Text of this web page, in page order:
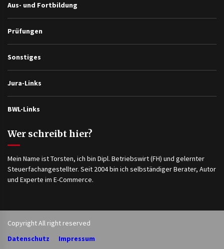
Aus- und Fortbildung
Prüfungen
Sonstiges
Jura-Links
BWL-Links
Wer schreibt hier?
Mein Name ist Torsten, ich bin Dipl. Betriebswirt (FH) und gelernter
Steuerfachangestellter. Seit 2004 bin ich selbständiger Berater, Autor
und Experte im E-Commerce.
Copyright All right reserved
Datenschutz
Impressum